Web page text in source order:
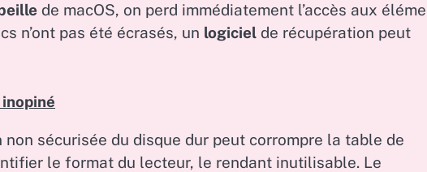
de macOS, on perd immédiatement l’accès aux
n’ont pas été écrasés, un logiciel de récupération peut
sécurisée du disque dur peut corrompre la table de
le format du lecteur, le rendant inutilisable. Le